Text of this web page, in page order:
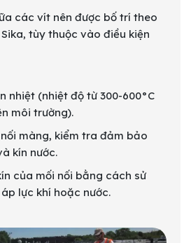
các vít nên được bố trí theo
tùy thuộc vào điều kiện
nhiệt (nhiệt độ từ 300-600°C
môi trường).
màng, kiểm tra đảm bảo
kín nước.
của mối nối bằng cách sử
lực khí hoặc nước.